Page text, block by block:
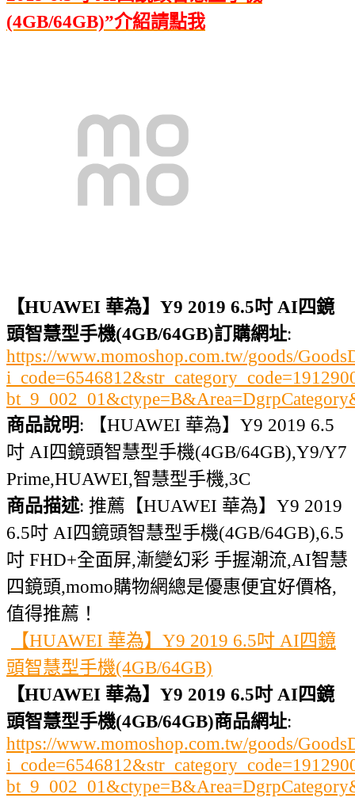
(4GB/64GB)”介紹請點我
【HUAWEI 華為】Y9 2019 6.5吋 AI四鏡
頭智慧型手機(4GB/64GB)訂購網址:
https://www.momoshop.com.tw/goods/
商品說明: 【HUAWEI 華為】Y9 2019 6.5
吋 AI四鏡頭智慧型手機(4GB/64GB),Y9/Y7
Prime,HUAWEI,智慧型手機,3C
商品描述: 推薦【HUAWEI 華為】Y9 2019
6.5吋 AI四鏡頭智慧型手機(4GB/64GB),6.5
吋 FHD+全面屏,漸變幻彩 手握潮流,AI智慧
四鏡頭,momo購物網總是優惠便宜好價格,
值得推薦！
【HUAWEI 華為】Y9 2019 6.5吋 AI四鏡
頭智慧型手機(4GB/64GB)
【HUAWEI 華為】Y9 2019 6.5吋 AI四鏡
頭智慧型手機(4GB/64GB)商品網址:
https://www.momoshop.com.tw/goods/